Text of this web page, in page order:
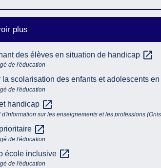
plus
des élèves en situation de handicap open_in_new
de l'éducation
la scolarisation des enfants et adolescents
de l'éducation
handicap open_in_new
d'information sur les enseignements et les professions
open_in_new
de l'éducation
école inclusive open_in_new
de l'éducation